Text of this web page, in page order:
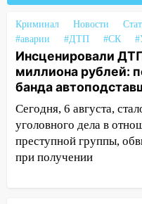
16:02 В
более 28%
зернобобовых
15:51 Бросила
Ульяновской
агрессивную
15:47 На улице
курьера: крупная
15:15
Проводил
Криминал Новости
#аварии
#ДТП #СК
Инсценировали
миллиона рублей:
банда
Сегодня, 6 августа,
уголовного дела в
преступной группы,
при получении